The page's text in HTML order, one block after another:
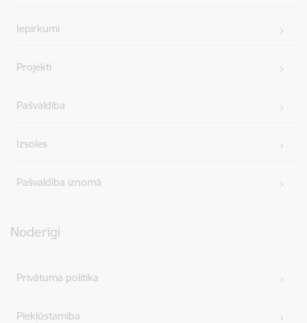
Iepirkumi
Projekti
Pašvaldība
Izsoles
Pašvaldība iznomā
Noderīgi
Privātuma politika
Piekļūstamība